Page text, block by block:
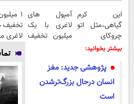
این کرم
گیاهی،مثل اتو
چروکای
پوستتوصاف
آمپول های
لاغری با یک
میلیون تخفیف
معتبر
۱
تخفیف
لاغری
داروخانه
نزدیکت
بیشتر بخوانید:
پژوهشی جدید: مغز
انسان درحال بزرگ‌ترشدن
است